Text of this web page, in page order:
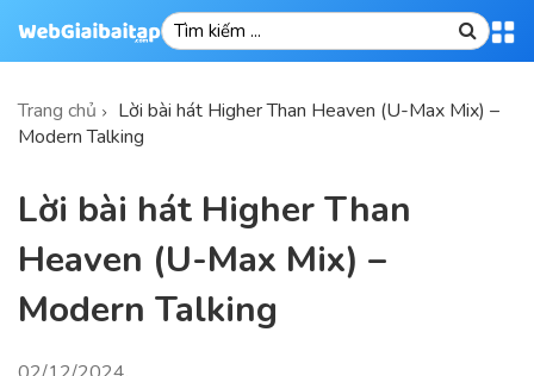
Trang chủ
Lời bài hát Higher Than Heaven (U-Max Mix) –
Modern Talking
Lời bài hát Higher Than
Heaven (U-Max Mix) –
Modern Talking